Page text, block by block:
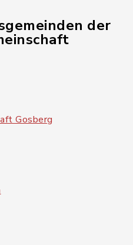
der
Gosberg